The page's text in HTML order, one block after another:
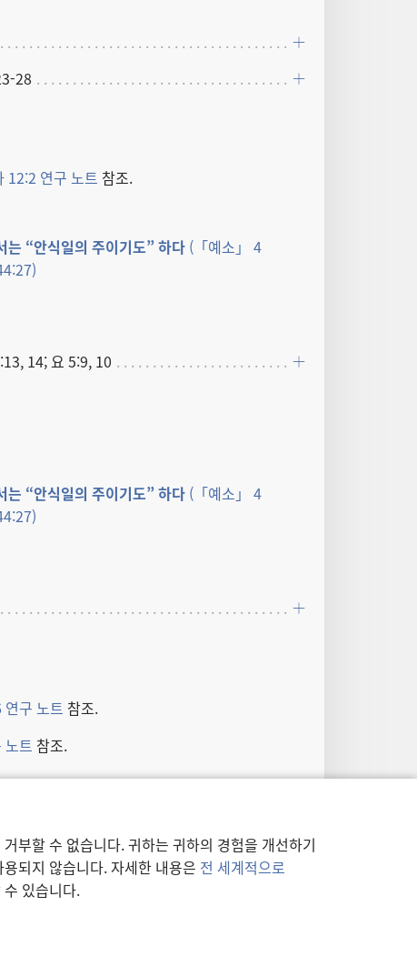
부할 수 없습니다. 귀하는 귀하의 경험을 개선하기
되지 않습니다. 자세한 내용은 전 세계적으로
있습니다.
28
12:2 연구 노트 참조.
는 “안식일​의 주​이기도” 하다 (「예소」 4
14; 요 5:9, 10
는 “안식일​의 주​이기도” 하다 (「예소」 4
구 노트 참조.
트 참조.